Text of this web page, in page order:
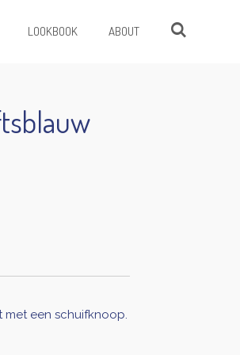
LOOKBOOK ABOUT
met een schuifknoop.